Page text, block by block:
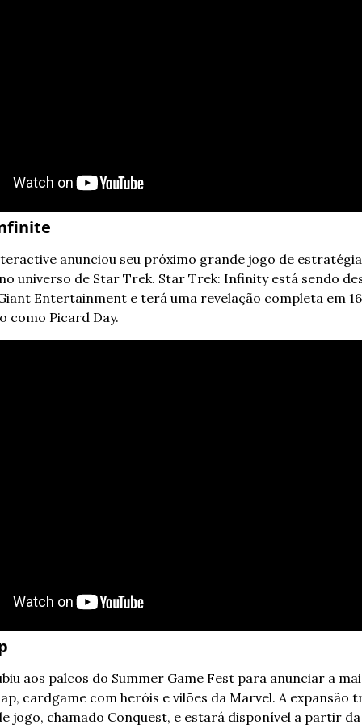
anunciou seu próximo grande jogo de
universo de Star Trek. Star Trek: Infinity está sendo
Entertainment e terá uma revelação completa em
como Picard Day.
aos palcos do Summer Game Fest para anunciar a
cardgame com heróis e vilões da Marvel. A expansão
jogo, chamado Conquest, e estará disponível a partir